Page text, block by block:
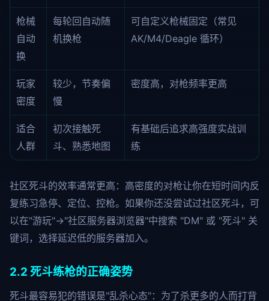
枪械
自动
换
每轮回自动随
机换枪
可自定义枪械固定（常见
AK/M4/Deagle 循环）
玩家
密度
较少，节奏偏
慢
密度高，对枪频率更高
适合
人群
初次接触死
斗、熟悉地图
有基础后追求高强度实战训
练
社区死斗的效率通常更高：高密度的对枪让你在短时间内反
复练习急停、定位、控枪。如果你还没尝试过社区死斗，可
以在"游玩"→"社区服务器浏览器"中搜索 "DM" 或 "死斗" 关
键词，选择延迟低的服务器加入。
2.2 死斗练枪的正确姿势
死斗最容易犯的错误是"乱杀心态"：为了杀更多的人而打背